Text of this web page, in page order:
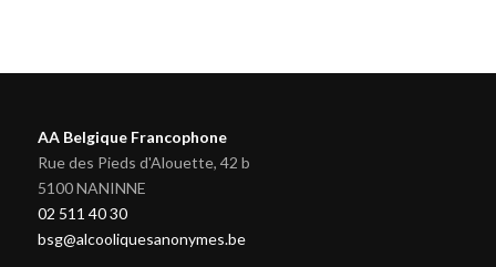
AA Belgique Francophone
Rue des Pieds d'Alouette, 42 b
5100 NANINNE
02 511 40 30
bsg@alcooliquesanonymes.be